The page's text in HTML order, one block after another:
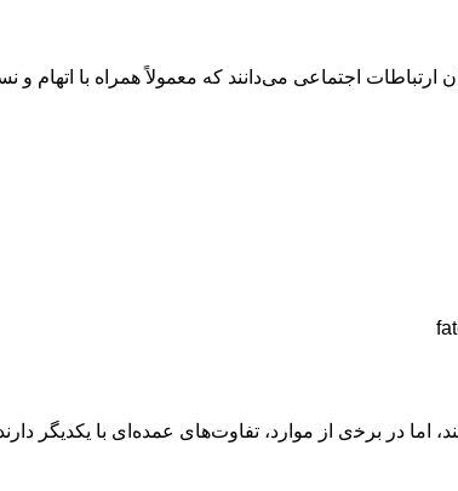
ارتباطات اجتماعی می‌دانند که معمولاً همراه با
اﻣﺎ در ﺑﺮﺧی از ﻣﻮارد، تفاوت‌های عمده‌ای ﺑﺎ ﻳﻜﺪﻳﮕﺮ